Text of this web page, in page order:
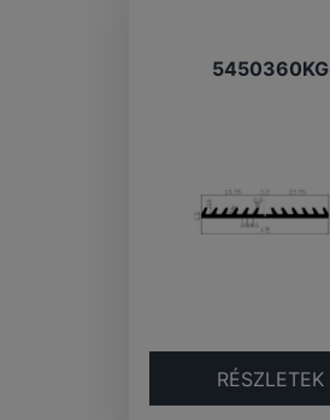
5450360KG
RÉSZLETEK